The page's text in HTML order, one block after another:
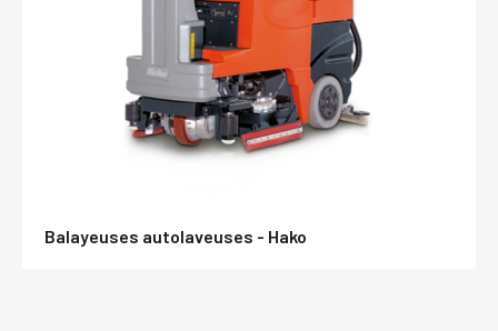
Balayeuses autolaveuses - Hako